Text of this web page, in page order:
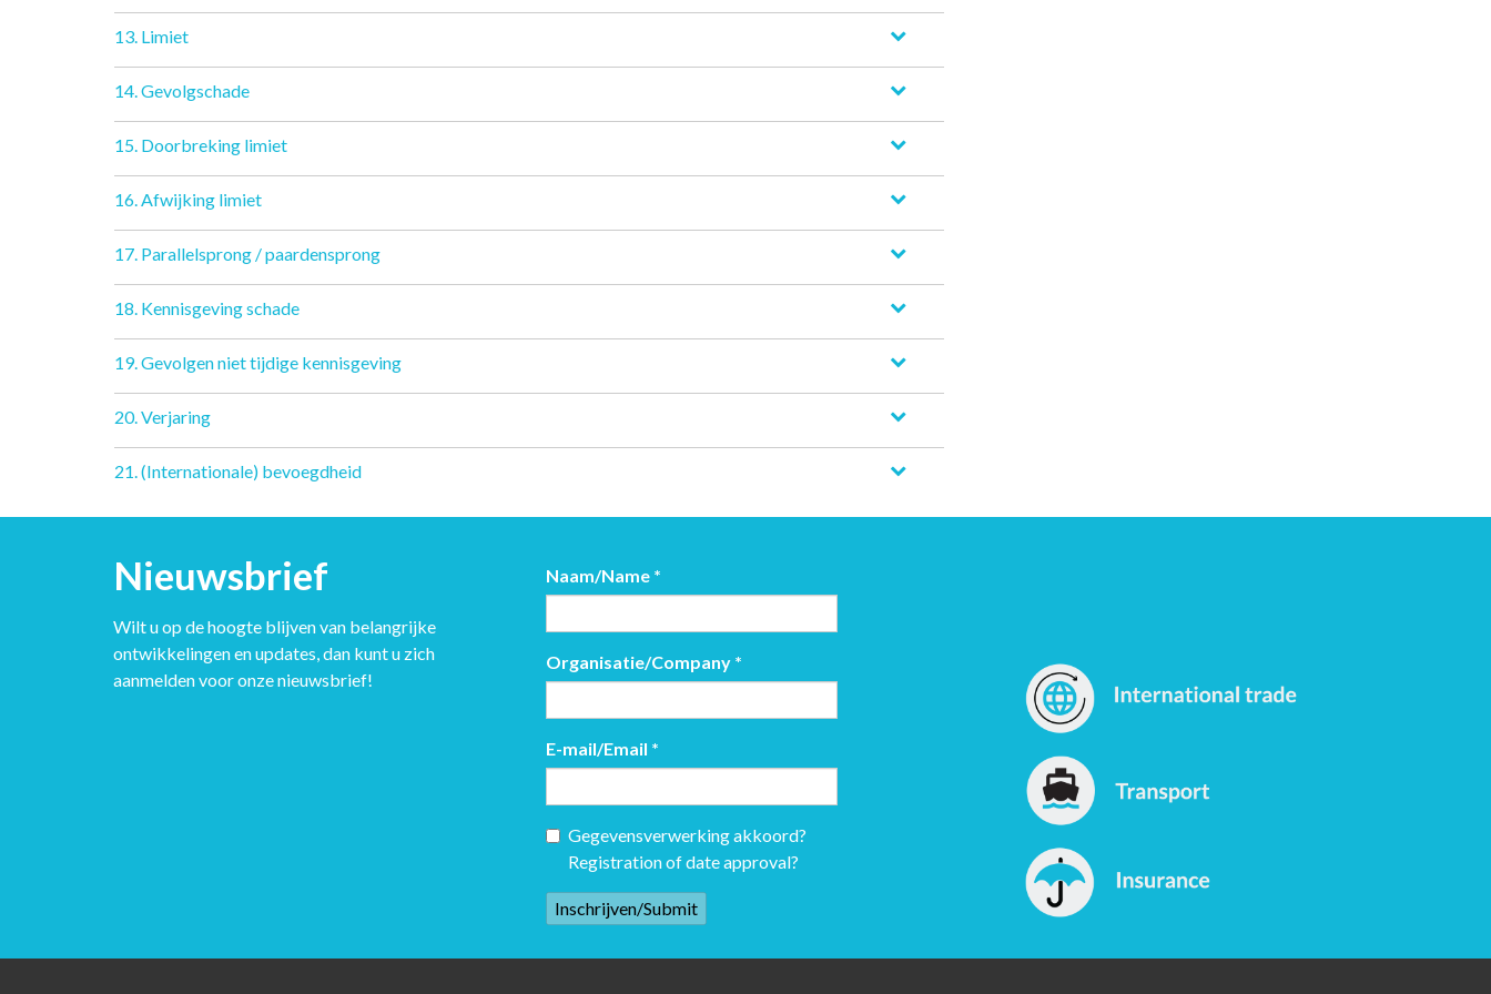
13. Limiet
14. Gevolgschade
15. Doorbreking limiet
16. Afwijking limiet
17. Parallelsprong / paardensprong
18. Kennisgeving schade
19. Gevolgen niet tijdige kennisgeving
20. Verjaring
21. (Internationale) bevoegdheid
Nieuwsbrief
Wilt u op de hoogte blijven van belangrijke
ontwikkelingen en updates, dan kunt u zich
aanmelden voor onze nieuwsbrief!
Naam/Name *
Organisatie/Company *
E-mail/Email *
Gegevensverwerking akkoord?
Registration of date approval?